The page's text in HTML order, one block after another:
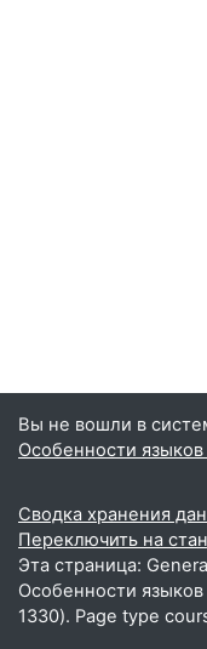
Вы не вошли в
Особенности
Сводка хранения
Переключить на
Эта страница:
Особенности
1330). Page type